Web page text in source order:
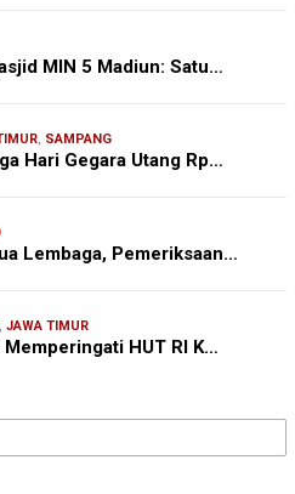
MIN 5 Madiun: Satu…
, SAMPANG
Hari Gegara Utang Rp…
Lembaga, Pemeriksaan…
, JAWA TIMUR
HUT RI K…